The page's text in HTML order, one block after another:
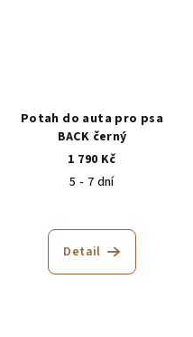
Potah do auta pro psa
BACK černý
1 790 Kč
5 - 7 dní
Detail